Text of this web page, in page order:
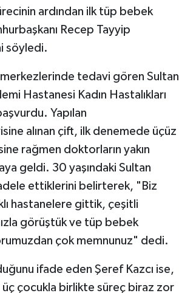
ardından ilk tüp bebek
Recep Tayyip
söyledi.
merkezlerinde tedavi gören Sultan
Hastanesi Kadın Hastalıkları
Yapılan
alınan çift, ilk denemede üçüz
rağmen doktorların yakın
geldi. 30 yaşındaki Sultan
ettiklerini belirterek, "Biz
hastanelere gittik, çeşitli
görüştük ve tüp bebek
çok memnunuz" dedi.
ifade eden Şeref Kazcı ise,
çocukla birlikte süreç biraz zor